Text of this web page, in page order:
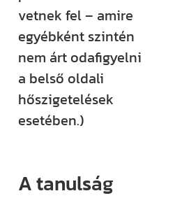
vetnek fel – amire
egyébként szintén
nem árt odafigyelni
a belső oldali
hőszigetelések
esetében.)
A tanulság